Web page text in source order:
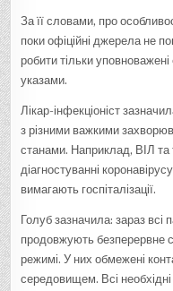
За її словами, про
поки офіційні джерела не
робити тільки
указами.
Лікар-інфекціоніст
з різними важкими
станами. Наприклад, ВІЛ та
діагностуванні
вимагають госпіталізації.
Голуб зазначила: зараз всі
продовжують безперервне
режимі. У них обмежені
середовищем. Всі